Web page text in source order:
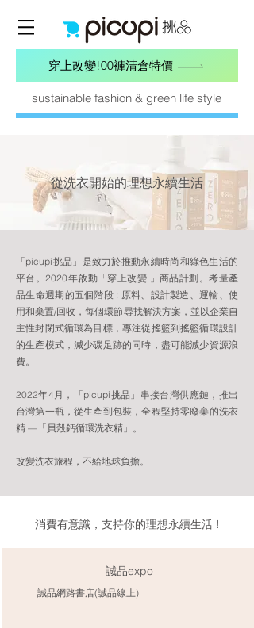
穿上改變!00褲清倉特價
sustainable fashion & green life style
從洗衣開始的理想永續生活
「picupi挑品」是致力於推動永續時尚和綠色生活的
平台。2020年啟動「穿上改變 」商品計劃。考量產
品生命週期的五個階段 : 原料、設計製造、運輸、使
用和棄置/回收，每個環節尋找解決方案，並以企業自
主性封閉式循環為目標，專注從搖籃到搖籃循環設計
的生產模式，減少碳足跡的同時，盡可能減少資源浪
費。
2022年4月，「picupi挑品」串接台灣供應鏈，推出
台灣第一瓶，從生產到包裝，全程堅持零廢棄的洗衣
精 —「貝殼鈣循環洗衣精」。
​改變洗衣旅程，不給地球負擔。
消費有意識，支持你的理想永續生活 !
誠品expo
​​誠品網路書店(誠品線上)​